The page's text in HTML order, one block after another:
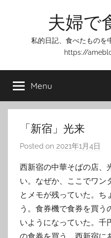
夫婦で
私的日記、食べたものを
https://
Menu
「新宿」光来
Posted on 2021年1月4日
T
o
m
西新宿の中華そばの店、
い。なぜか、ここでワン
とメモが残っていた。ち
う。食券機で食券を買う
いようになっていた。千
の食券を買う。西新宿に